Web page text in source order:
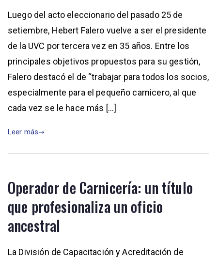
Luego del acto eleccionario del pasado 25 de
setiembre, Hebert Falero vuelve a ser el presidente
de la UVC por tercera vez en 35 años. Entre los
principales objetivos propuestos para su gestión,
Falero destacó el de “trabajar para todos los socios,
especialmente para el pequeño carnicero, al que
cada vez se le hace más […]
Leer más
Operador de Carnicería: un título
que profesionaliza un oficio
ancestral
La División de Capacitación y Acreditación de